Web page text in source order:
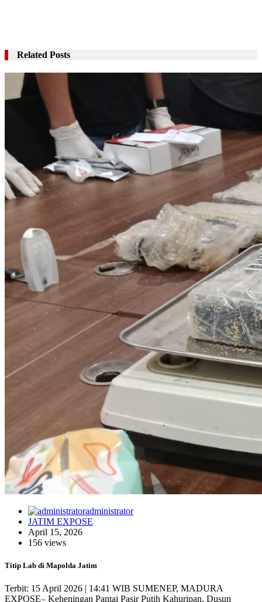
Related Posts
administrator
JATIM EXPOSE
April 15, 2026
156 views
Titip Lab di Mapolda Jatim
Terbit: 15 April 2026 | 14:41 WIB SUMENEP, MADURA
EXPOSE– Keheningan Pantai Pasir Putih Kahuripan, Dusun